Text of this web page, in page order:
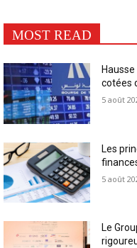
MOST READ
cotées
5 août
Les
5 août
Le